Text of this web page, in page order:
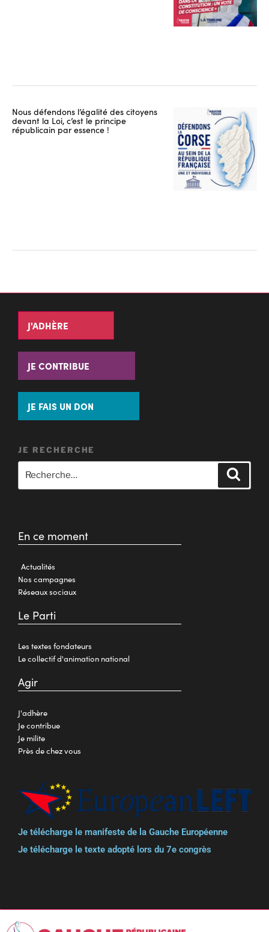
Nous défendons l’égalité des citoyens
devant la Loi, c’est le principe
républicain par essence !
J'ADHÈRE
JE CONTRIBUE
JE FAIS UN DON
JE RECHERCHE
En ce moment
Actualités
Nos campagnes
Réseaux sociaux
Le Parti
Les textes fondateurs
Le collectif d'animation national
Agir
J'adhère
Je contribue
Je milite
Près de chez vous
Je télécharge le manifeste de la Gauche Européenne
Je télécharge le texte adopté lors du 7e congrès